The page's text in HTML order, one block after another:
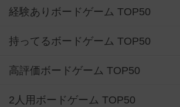
経験ありボードゲーム TOP50
持ってるボードゲーム TOP50
高評価ボードゲーム TOP50
2人用ボードゲーム TOP50